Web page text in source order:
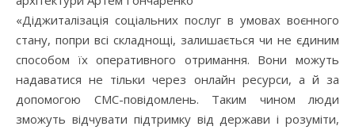
«Діджиталізація соціальних послуг в умовах воєнного
стану, попри всі складнощі, залишається чи не єдиним
способом їх оперативного отримання. Вони можуть
надаватися не тільки через онлайн ресурси, а й за
допомогою СМС-повідомлень. Таким чином люди
зможуть відчувати підтримку від держави і розуміти,